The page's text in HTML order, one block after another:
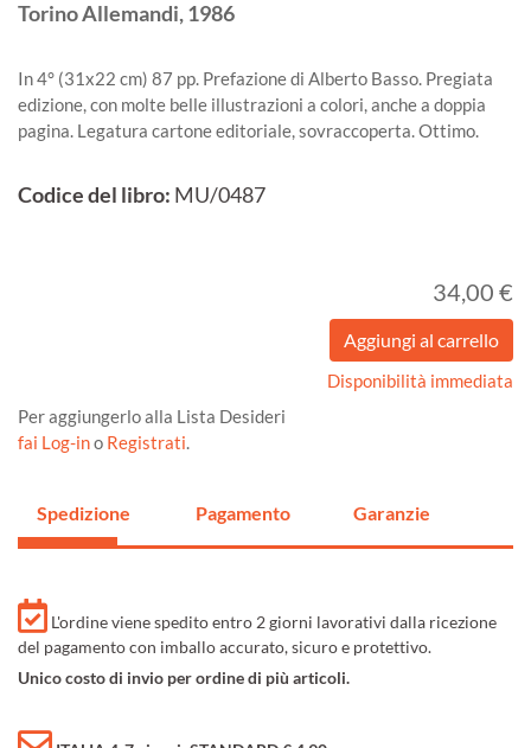
TorinoAllemandi,1986
In 4° (31x22 cm) 87 pp. Prefazione di Alberto Basso. Pregiata
edizione, con molte belle illustrazioni a colori, anche a doppia
pagina. Legatura cartone editoriale, sovraccoperta. Ottimo.
Codice del libro: MU/0487
34,00 €
Disponibilità immediata
Per aggiungerlo alla Lista Desideri
fai Log-ino Registrati.
Spedizione Pagamento Garanzie
L'ordine viene spedito entro 2 giorni lavorativi dalla ricezione
del pagamento con imballo accurato, sicuro e protettivo.
Unico costo di invio per ordine di più articoli.